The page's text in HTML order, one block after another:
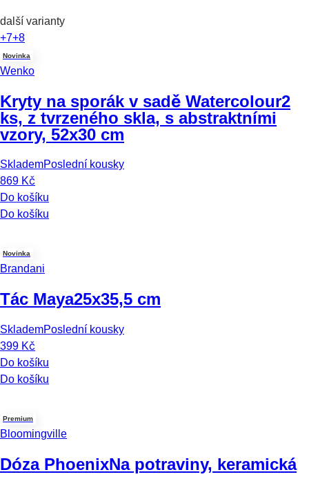
další varianty
+7+8
Novinka
Wenko
Kryty na sporák v sadě Watercolour2
ks, z tvrzeného skla, s abstraktními
vzory, 52x30 cm
SklademPoslední kousky
869 Kč
Do košíku
Do košíku
Novinka
Brandani
Tác Maya25x35,5 cm
SklademPoslední kousky
399 Kč
Do košíku
Do košíku
Premium
Bloomingville
Dóza PhoenixNa potraviny, keramická